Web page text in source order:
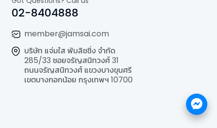
02-8404888
member@jamsai.com
บริษัท แจ่มใส พับลิชชิ่ง จำกัด
285/33 ซอยจรัญสนิทวงศ์ 31
ถนนจรัญสนิทวงศ์ แขวงบางขุนศรี
เขตบางกอกน้อย กรุงเทพฯ 10700